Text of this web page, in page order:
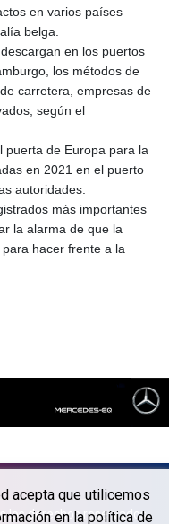
acepta que utilicemos
en la política de
1306.058902
1375550.000352
ISK 123.340386
JEP 0.740916
JMD 158.335856
JPY 157.80604
KES 129.014401
KGS 87.450384
KHR
4049.647537
KMF 426.00035
22510.919863
LRD 179.959348
LTL 2.95274
en varios países
belga.
en los puertos
los métodos de
carretera, empresas de
según el
puerta de Europa para la
en 2021 en el puerto
autoridades.
más importantes
la alarma de que la
hacer frente a la
los derechos reservados